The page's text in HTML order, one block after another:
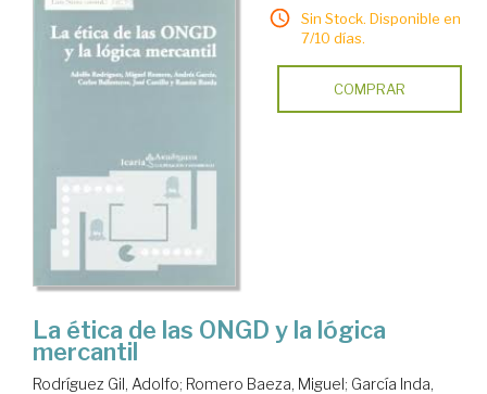
Sin Stock. Disponible en
7/10 días.
COMPRAR
La ética de las ONGD y la lógica
mercantil
Rodríguez Gil, Adolfo; Romero Baeza, Miguel; García Inda,